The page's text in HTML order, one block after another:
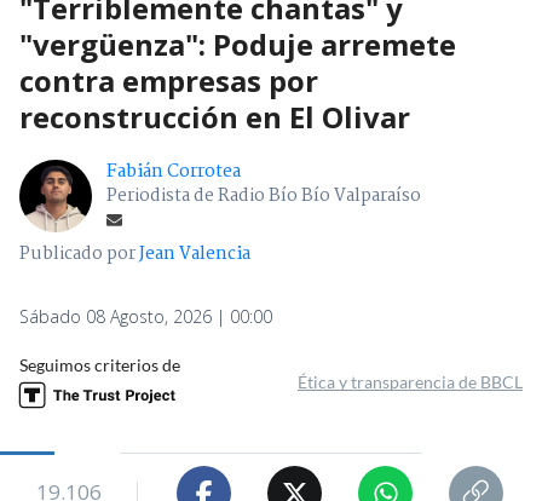
"Terriblemente chantas" y
"vergüenza": Poduje arremete
contra empresas por
reconstrucción en El Olivar
Fabián Corrotea
Periodista de Radio Bío Bío Valparaíso
Publicado porJean Valencia
Sábado 08 Agosto, 2026 | 00:00
Seguimos criterios de
Ética y transparencia de BBCL
19.106